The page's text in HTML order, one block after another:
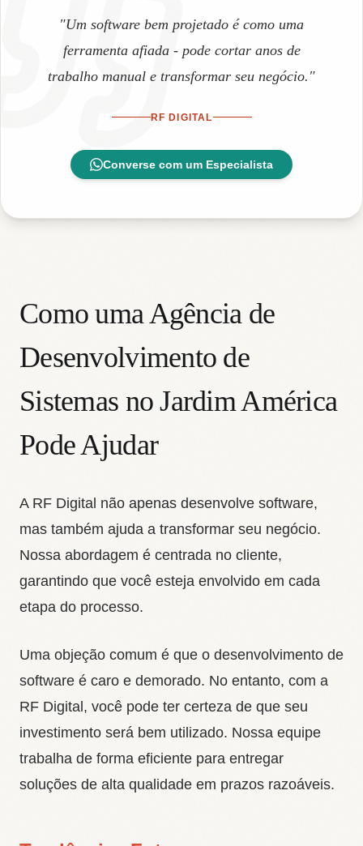
"Um software bem projetado é como uma
ferramenta afiada - pode cortar anos de
trabalho manual e transformar seu negócio."
RF DIGITAL
Converse com um Especialista
Como uma Agência de
Desenvolvimento de
Sistemas no Jardim América
Pode Ajudar
A RF Digital não apenas desenvolve software,
mas também ajuda a transformar seu negócio.
Nossa abordagem é centrada no cliente,
garantindo que você esteja envolvido em cada
etapa do processo.
Uma objeção comum é que o desenvolvimento de
software é caro e demorado. No entanto, com a
RF Digital, você pode ter certeza de que seu
investimento será bem utilizado. Nossa equipe
trabalha de forma eficiente para entregar
soluções de alta qualidade em prazos razoáveis.